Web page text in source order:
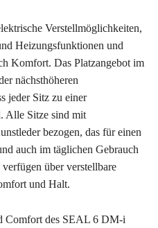
Verstellmöglichkeiten,
Heizungsfunktionen und
Komfort. Das Platzangebot im
nächsthöheren
jeder Sitz zu einer
Alle Sitze sind mit
bezogen, das für einen
auch im täglichen Gebrauch
über verstellbare
und Halt.
Comfort des SEAL 6 DM-i